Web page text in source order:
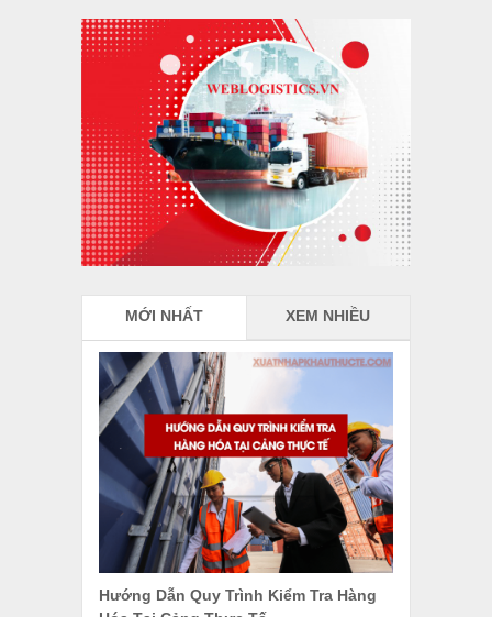
MỚI NHẤT XEM NHIỀU
Hướng Dẫn Quy Trình Kiểm Tra Hàng